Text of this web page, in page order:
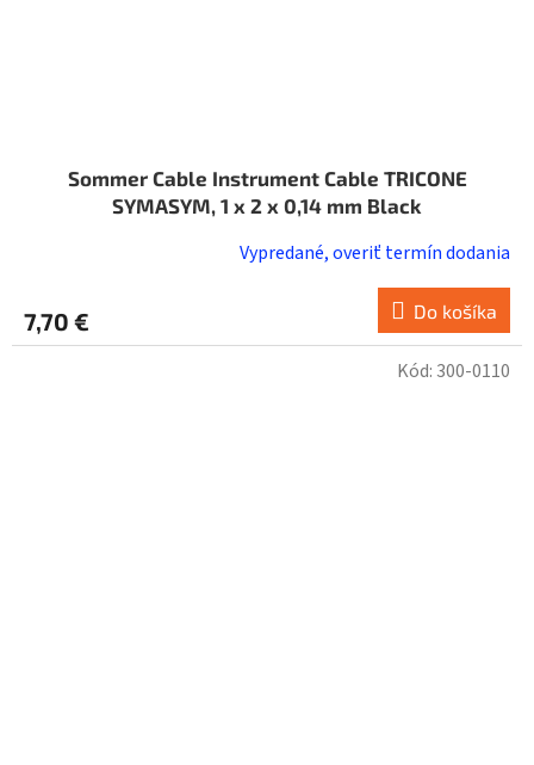
Sommer Cable Instrument Cable TRICONE
SYMASYM, 1 x 2 x 0,14 mm Black
Vypredané, overiť termín dodania
7,70 € Do košíka
Kód: 300-0110